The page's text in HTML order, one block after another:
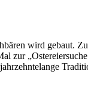
wird gebaut.
zur